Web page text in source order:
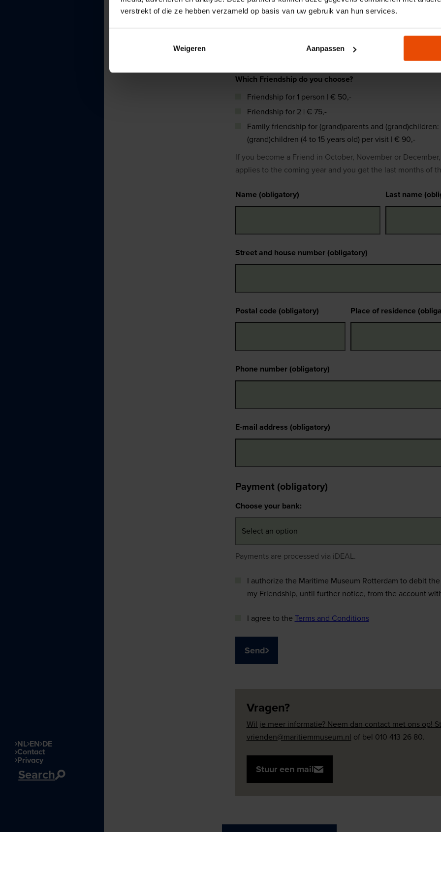
verstrekt of die ze hebben verzameld op basis van uw gebruik van hun services.
Weigeren Aanpassen
NL EN DE
Contact
Privacy
Search
Word Vriend!
Vul onderstaand formulier in om Vriend te worden van het
Which Friendship do you choose?
Friendship for 1 person | € 50,-
Friendship for 2 | € 75,-
Family friendship for (grand)parents and
(grand)children (4 to 15 years old) per visit | € 90,-
If you become a Friend in October, November or
applies to the coming year and you get the last months of
Name (obligatory) Last name
Street and house number (obligatory)
Postal code (obligatory) Place of residence
Phone number (obligatory)
E-mail address (obligatory)
Payment (obligatory)
Choose your bank:
Payments are processed via iDEAL.
I authorize the Maritime Museum Rotterdam to debit
my Friendship, until further notice, from the account
I agree to the Terms and Conditions
Send
Vragen?
Wil je meer informatie? Neem dan contact met ons op!
vrienden@maritiemmuseum.nl of bel 010 413 26 80.
Stuur een mail